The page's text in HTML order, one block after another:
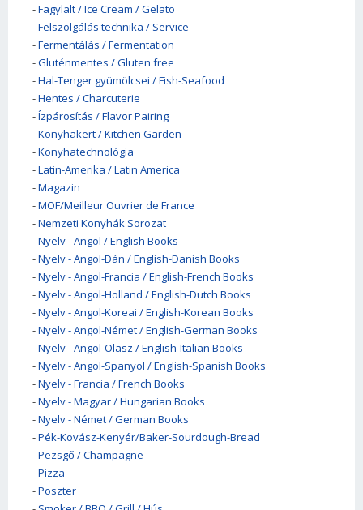
-Fagylalt / Ice Cream / Gelato
-Felszolgálás technika / Service
-Fermentálás / Fermentation
-Gluténmentes / Gluten free
-Hal-Tenger gyümölcsei / Fish-Seafood
-Hentes / Charcuterie
-Ízpárosítás / Flavor Pairing
-Konyhakert / Kitchen Garden
-Konyhatechnológia
-Latin-Amerika / Latin America
-Magazin
-MOF/Meilleur Ouvrier de France
-Nemzeti Konyhák Sorozat
-Nyelv - Angol / English Books
-Nyelv - Angol-Dán / English-Danish Books
-Nyelv - Angol-Francia / English-French Books
-Nyelv - Angol-Holland / English-Dutch Books
-Nyelv - Angol-Koreai / English-Korean Books
-Nyelv - Angol-Német / English-German Books
-Nyelv - Angol-Olasz / English-Italian Books
-Nyelv - Angol-Spanyol / English-Spanish Books
-Nyelv - Francia / French Books
-Nyelv - Magyar / Hungarian Books
-Nyelv - Német / German Books
-Pék-Kovász-Kenyér/Baker-Sourdough-Bread
-Pezsgő / Champagne
-Pizza
-Poszter